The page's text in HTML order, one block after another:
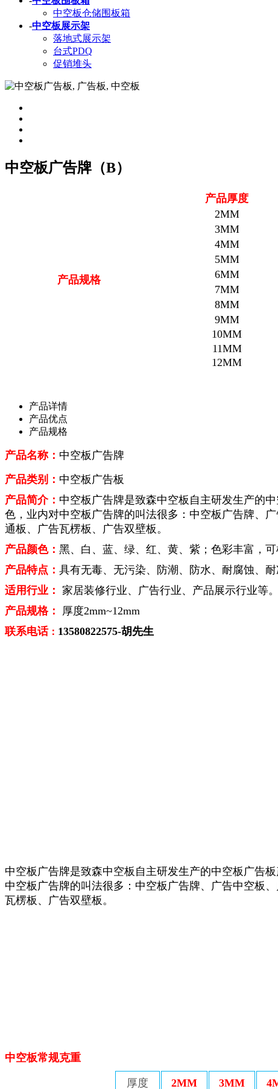
中空板仓储围板箱
-中空板展示架
落地式展示架
台式PDQ
促销堆头
中空板广告牌（B）
产品规格
产品厚度
2MM
3MM
4MM
5MM
6MM
7MM
8MM
9MM
10MM
11MM
12MM
产品详情
产品优点
产品规格
产品名称： 中空板广告牌
产品类别： 中空板广告板
产品简介： 中空板广告牌是致森中空板自主研发生产的
色，业内对中空板广告牌的叫法很多：中空板广告牌、
通板、广告瓦楞板、广告双壁板。
产品颜色： 黑、白、蓝、绿、红、黄、紫；色彩丰富，
产品特点： 具有无毒、无污染、防潮、防水、耐腐蚀、
适用行业：
家居装修行业、广告行业、产品展示行业等。
产品规格： 厚度2mm~12mm
联系电话： 13580822575-胡先生
中空板广告牌是致森中空板自主研发生产的中空板广告
中空板广告牌的叫法很多：中空板广告牌、广告中空板
瓦楞板、广告双壁板。
中空板常规克重
厚度 2MM 3MM